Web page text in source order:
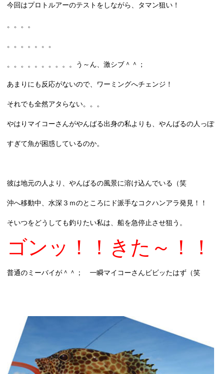
今回はプロトルアーのテストをしながら、タマン狙い！
。。。。
。。。。。。。
。。。。。。。。。。う～ん、激シブ＾＾；
あまりにも反応がないので、ワーミングへチェンジ！
それでも全然アタらない。。。
やはりマイコーさんがやんばる出身の私よりも、やんばるの人っぽ
すぎて魚が困惑しているのか。
彼は地元の人より、やんばるの風景に溶け込んでいる（笑
沖へ移動中、水深３ｍのところにド派手なコクハンアラ発見！！
そいつをどうしても釣りたい私は、船を急停止させ狙う。
ゴンッ！！きた～！！
普通のミーバイが＾＾； 一瞬マイコーさんビビッたはず（笑